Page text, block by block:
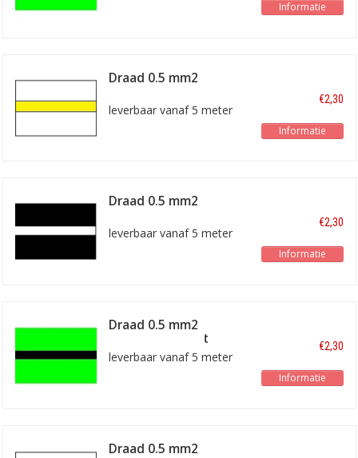
Informatie
Draad 0.5 mm2
leverbaar vanaf 5 meter
€2,30
Informatie
Draad 0.5 mm2
leverbaar vanaf 5 meter
€2,30
Informatie
Draad 0.5 mm2
lichtgroen/zwart
leverbaar vanaf 5 meter
€2,30
Informatie
Draad 0.5 mm2